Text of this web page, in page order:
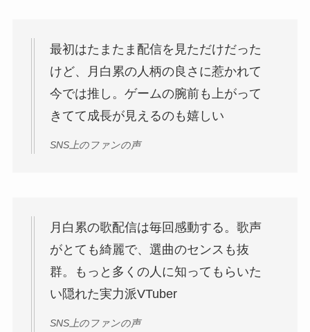
最初はたまたま配信を見ただけだった
けど、月白累の人柄の良さに惹かれて
今では推し。ゲームの腕前も上がって
きてて成長が見えるのも嬉しい
SNS上のファンの声
月白累の歌配信は毎回感動する。歌声
がとても綺麗で、選曲のセンスも抜
群。もっと多くの人に知ってもらいた
い隠れた実力派VTuber
SNS上のファンの声